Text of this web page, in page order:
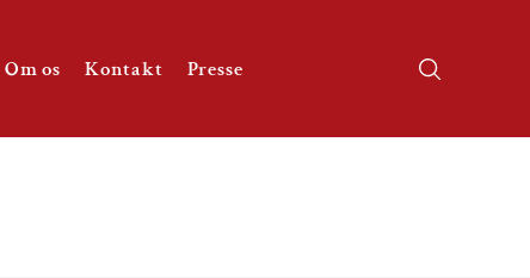
Om os Kontakt Presse